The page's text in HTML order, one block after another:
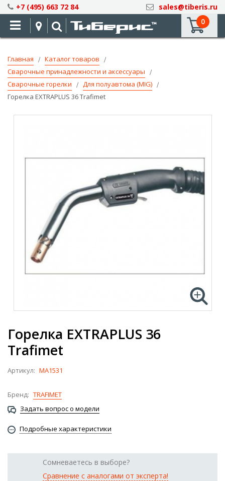
Skip
to
Content
+7 (495) 663 72 84
sales@tiberis.ru
0
Главная
Каталог товаров
Сварочные принадлежности и аксессуары
Сварочные горелки
Для полуавтома (MIG)
Горелка EXTRAPLUS 36 Trafimet
Горелка EXTRAPLUS 36
Trafimet
Артикул: MA1531
Бренд: TRAFIMET
Задать вопрос о модели
Подробные характеристики
Сомневаетесь в выборе?
Сравнение с аналогами от эксперта!